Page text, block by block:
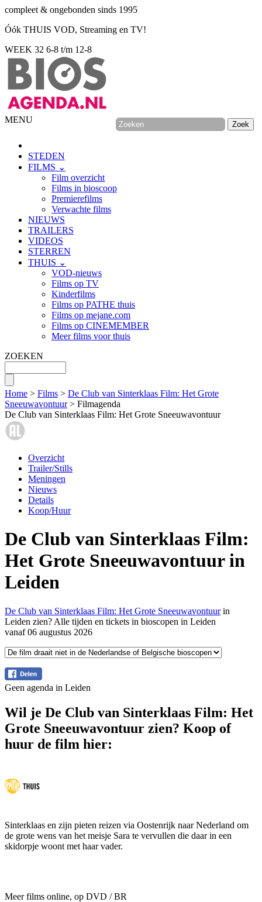
compleet & ongebonden sinds 1995
Óók THUIS VOD, Streaming en TV!
WEEK 32 6-8 t/m 12-8
MENU
STEDEN
FILMS ⌄
Film overzicht
Films in bioscoop
Premierefilms
Verwachte films
NIEUWS
TRAILERS
VIDEOS
STERREN
THUIS ⌄
VOD-nieuws
Films op TV
Kinderfilms
Films op PATHE thuis
Films op mejane.com
Films op CINEMEMBER
Meer films voor thuis
ZOEKEN
Home > Films > De Club van Sinterklaas Film: Het Grote
Sneeuwavontuur> Filmagenda
De Club van Sinterklaas Film: Het Grote Sneeuwavontuur
Overzicht
Trailer/Stills
Meningen
Nieuws
Details
Koop/Huur
De Club van Sinterklaas Film:
Het Grote Sneeuwavontuur in
Leiden
De Club van Sinterklaas Film: Het Grote Sneeuwavontuurin
Leiden zien? Alle tijden en tickets in bioscopen in Leiden
vanaf 06 augustus 2026
Geen agenda in Leiden
Wil je De Club van Sinterklaas Film: Het
Grote Sneeuwavontuur zien? Koop of
huur de film hier:
Sinterklaas en zijn pieten reizen via Oostenrijk naar Nederland om
de grote wens van het meisje Sara te vervullen die daar in een
skidorpje woont met haar vader.
Meer films online, op DVD / BR